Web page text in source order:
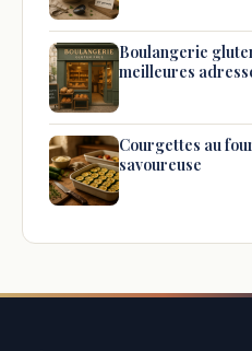
Boulangerie
meilleures
Courgettes au
savoureuse